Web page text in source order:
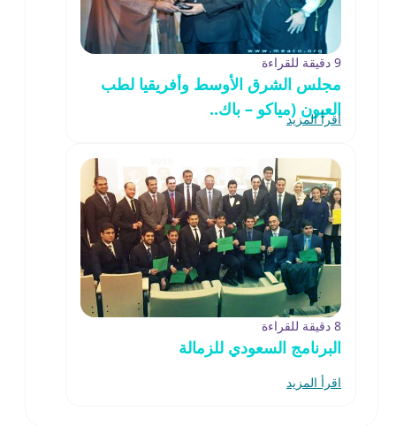
9 دقيقة للقراءة
مجلس الشرق الأوسط وأفريقيا لطب
العيون (مياكو – باك..
اقرأ المزيد
8 دقيقة للقراءة
البرنامج السعودي للزمالة
اقرأ المزيد